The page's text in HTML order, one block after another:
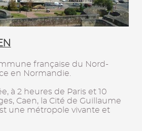
française du Nord-
en Normandie.
à 2 heures de Paris et 10
Caen, la Cité de Guillaume
une métropole vivante et